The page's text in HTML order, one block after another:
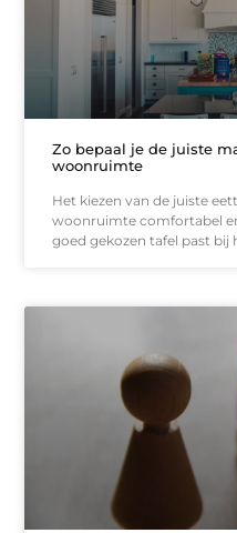
Zo bepaal je de juiste
woonruimte
Het kiezen van de juiste
woonruimte comfortabel
goed gekozen tafel past bij